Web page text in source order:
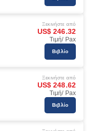
Ξεκινήστε από
US$ 246.32
Τιμή/ Pax
Βιβλίο
Ξεκινήστε από
US$ 248.62
Τιμή/ Pax
Βιβλίο